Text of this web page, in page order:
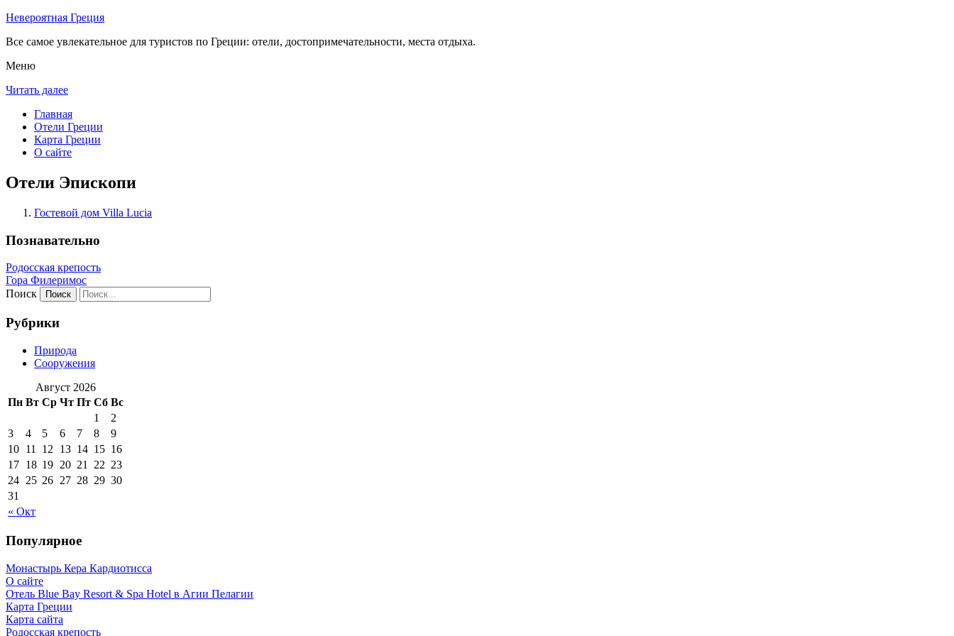
Невероятная Греция
Все самое увлекательное для туристов по Греции: отели, достопримечательности, места отдыха.
Меню
Читать далее
Главная
Отели Греции
Карта Греции
О сайте
Отели Эпископи
Гостевой дом Villa Lucia
Познавательно
Родосская крепость
Гора Филеримос
Поиск
Рубрики
Природа
Сооружения
Август 2026
Пн Вт Ср Чт Пт Сб Вс
« Окт
1
2
3
4 5 6 7 8
9
10 11 12 13 14 15 16
17 18 19 20 21 22 23
24 25 26 27 28 29 30
31
Популярное
Монастырь Кера Кардиотисса
О сайте
Отель Blue Bay Resort & Spa Hotel в Агии Пелагии
Карта Греции
Карта сайта
Родосская крепость